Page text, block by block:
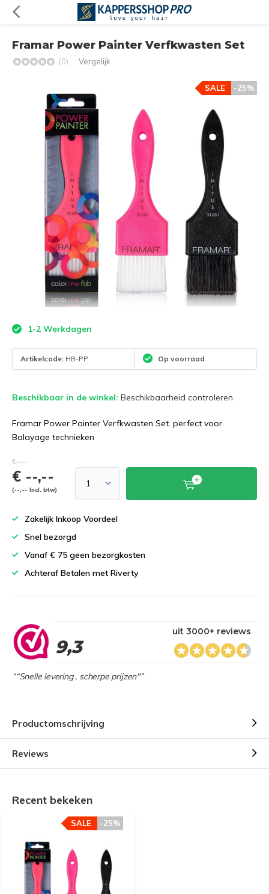
Framar Power Painter Verfkwasten Set
(0) Vergelijk
-25%
SALE
1-2 Werkdagen
Artikelcode: HB-PP Op voorraad
Beschikbaar in de winkel: Beschikbaarheid controleren
Framar Power Painter Verfkwasten Set. perfect voor
Balayage technieken
€--,--
€ --,--
(--,-- Incl. btw)
Zakelijk Inkoop Voordeel
Snel bezorgd
Vanaf € 75 geen bezorgkosten
Achteraf Betalen met Riverty
9,3
uit 3000+ reviews
““Snelle levering , scherpe prijzen"”
Productomschrijving
Reviews
Recent bekeken
-25%
SALE